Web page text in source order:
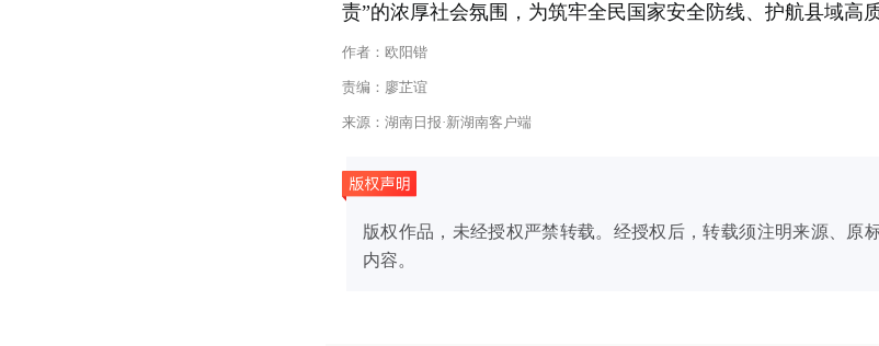
责”的浓厚社会氛围，为筑牢全民国家安全防线、护航县域高
作者：欧阳锴
责编：廖芷谊
来源：湖南日报·新湖南客户端
版权作品，未经授权严禁转载。经授权后，转载须注明来源、原
内容。